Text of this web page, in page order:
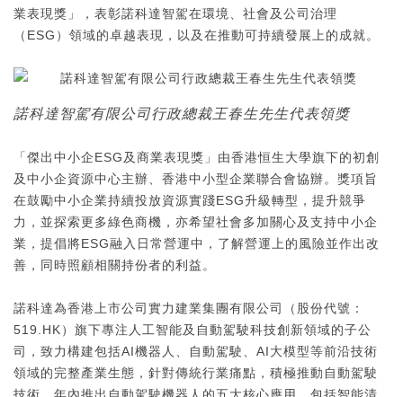
業表現獎」，表彰諾科達智駕在環境、社會及公司治理
（ESG）領域的卓越表現，以及在推動可持續發展上的成就。
諾科達智駕有限公司行政總裁王春生先生代表領獎
「傑出中小企ESG及商業表現獎」由香港恒生大學旗下的初創
及中小企資源中心主辦、香港中小型企業聯合會協辦。獎項旨
在鼓勵中小企業持續投放資源實踐ESG升級轉型，提升競爭
力，並探索更多綠色商機，亦希望社會多加關心及支持中小企
業，提倡將ESG融入日常營運中，了解營運上的風險並作出改
善，同時照顧相關持份者的利益。
諾科達為香港上市公司實力建業集團有限公司（股份代號：
519.HK）旗下專注人工智能及自動駕駛科技創新領域的子公
司，致力構建包括AI機器人、自動駕駛、AI大模型等前沿技術
領域的完整產業生態，針對傳統行業痛點，積極推動自動駕駛
技術。年內推出自動駕駛機器人的五大核心應用，包括智能清